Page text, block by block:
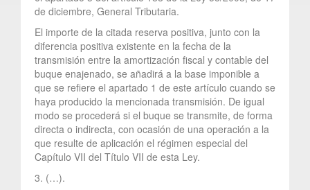
de diciembre, General Tributaria.
El importe de la citada reserva positiva, junto con la
diferencia positiva existente en la fecha de la
transmisión entre la amortización fiscal y contable del
buque enajenado, se añadirá a la base imponible a
que se refiere el apartado 1 de este artículo cuando se
haya producido la mencionada transmisión. De igual
modo se procederá si el buque se transmite, de forma
directa o indirecta, con ocasión de una operación a la
que resulte de aplicación el régimen especial del
Capítulo VII del Título VII de esta Ley.
3. (…).